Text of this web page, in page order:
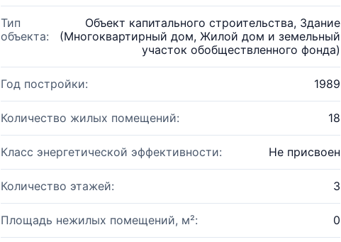
Тип
объекта:
Объект капитального строительства, Здание
(Многоквартирный дом, Жилой дом и земельный
участок обобществленного фонда)
Год постройки: 1989
Количество жилых помещений: 18
Класс энергетической эффективности: Не присвоен
Количество этажей: 3
Площадь нежилых помещений, м²: 0